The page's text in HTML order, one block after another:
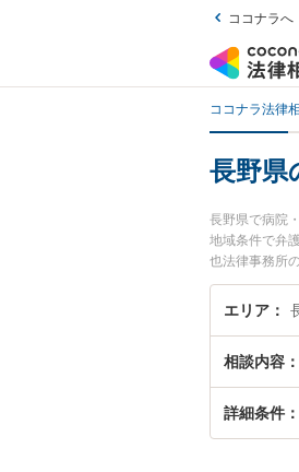
ココナラへ
ココナラ法律
長野県
長野県で病院
地域条件で弁
也法律事務所
ます。『長野
の弁護士を
エリア
相談内容
詳細条件